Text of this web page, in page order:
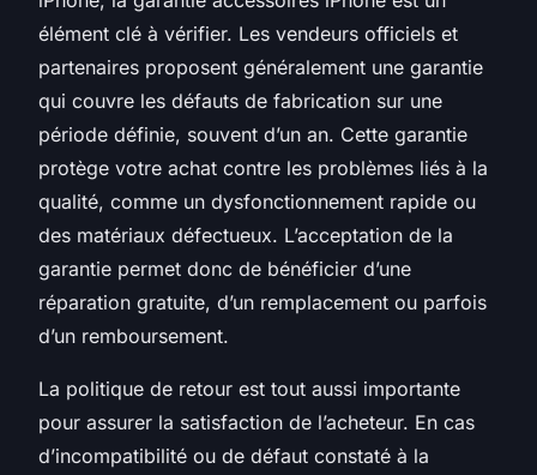
élément clé à vérifier. Les vendeurs officiels et
partenaires proposent généralement une garantie
qui couvre les défauts de fabrication sur une
période définie, souvent d’un an. Cette garantie
protège votre achat contre les problèmes liés à la
qualité, comme un dysfonctionnement rapide ou
des matériaux défectueux. L’acceptation de la
garantie permet donc de bénéficier d’une
réparation gratuite, d’un remplacement ou parfois
d’un remboursement.
La politique de retour est tout aussi importante
pour assurer la satisfaction de l’acheteur. En cas
d’incompatibilité ou de défaut constaté à la